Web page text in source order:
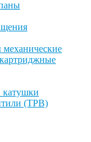
механические
(ТРВ)